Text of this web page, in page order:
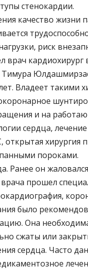
стенокардии.
качество жизни
риск
кардиохирург
Владеет такими
и на
сердца,
хирургия
пороками.
Ранее он
прошел
было
Она
сжаты или
сердца. Часто